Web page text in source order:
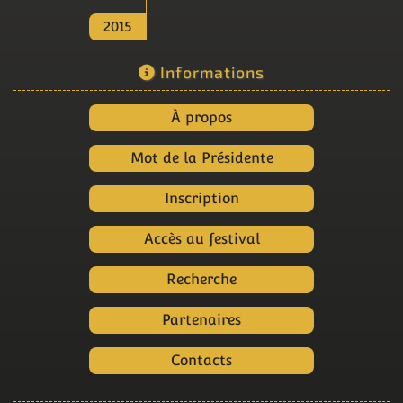
2015
Informations
À propos
Mot de la Présidente
Inscription
Accès au festival
Recherche
Partenaires
Contacts